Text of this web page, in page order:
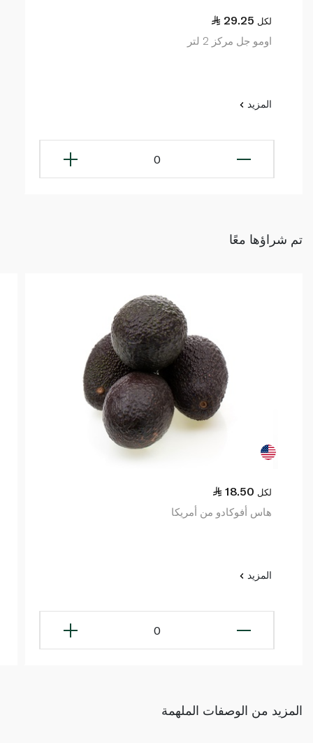
29.25 لكل
اومو جل مركز 2 لتر
المزيد
0
تم شراؤها معًا
18.50 لكل
هاس أفوكادو من أمريكا
المزيد
0
المزيد من الوصفات الملهمة